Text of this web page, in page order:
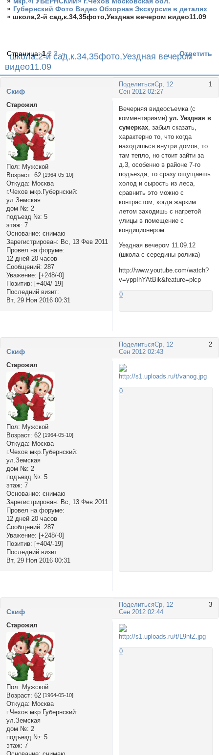
» Губернский Фото Видео Обзорная Экскурсия в деталях
» школа,2-й сад,к.34,35фото,Уездная вечером видео11.09
школа,2-й сад,к.34,35фото,Уездная вечером
видео11.09
Страница:1 2 3 » Ответить
Поделиться 1
Ср, 12
Сен 2012 02:27
Cкиф
Старожил
Пол: Мужской
Возраст: 62 [1964-05-10]
Откуда: Москва
г.Чехов мкр.Губернский:
ул.Земская
дом №: 2
подъезд №: 5
этаж: 7
Основание: снимаю
Зарегистрирован: Вс, 13 Фев 2011
Провел на форуме:
12 дней 20 часов
Сообщений: 287
Уважение: [+248/-0]
Позитив: [+404/-19]
Последний визит:
Вт, 29 Ноя 2016 00:31
Вечерняя видеосъемка (с
комментариями)ул. Уездная в
сумерках , забыл сказать,
характерно то, что когда
находишься внутри домов, то
там тепло, но стоит зайти за
д.3, особенно в районе 7-го
подъезда, то сразу ощущаешь
холод и сырость из леса,
сравнить это можно с
контрастом, когда жарким
летом заходишь с нагретой
улицы в помещение с
кондиционером:
Уездная вечером 11.09.12
(школа с середины ролика)
http://www.youtube.com/watch?
v=yppIhYAtBik&feature=plcp
0
Поделиться 2
Ср, 12
Сен 2012 02:43
Cкиф
Старожил
Пол: Мужской
Возраст: 62 [1964-05-10]
Откуда: Москва
г.Чехов мкр.Губернский:
ул.Земская
дом №: 2
подъезд №: 5
этаж: 7
Основание: снимаю
Зарегистрирован: Вс, 13 Фев 2011
Провел на форуме:
12 дней 20 часов
Сообщений: 287
Уважение: [+248/-0]
Позитив: [+404/-19]
Последний визит:
Вт, 29 Ноя 2016 00:31
0
Поделиться 3
Ср, 12
Сен 2012 02:44
Cкиф
Старожил
Пол: Мужской
Возраст: 62 [1964-05-10]
Откуда: Москва
г.Чехов мкр.Губернский:
ул.Земская
дом №: 2
подъезд №: 5
этаж: 7
0